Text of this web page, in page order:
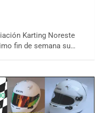
Karting Noreste
fin de semana su…